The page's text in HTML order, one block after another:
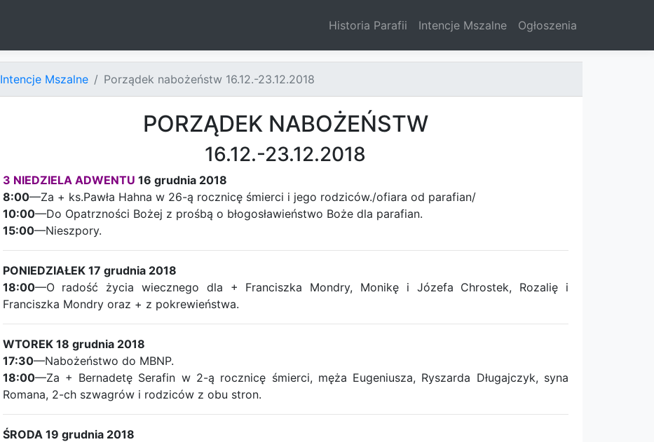
Historia Parafii Intencje Mszalne Ogłoszenia
Intencje Mszalne Porządek nabożeństw 16.12.-23.12.2018
PORZĄDEK NABOŻEŃSTW
16.12.-23.12.2018
3 NIEDZIELA ADWENTU 16 grudnia 2018
8:00—Za + ks.Pawła Hahna w 26-ą rocznicę śmierci i jego rodziców./ofiara od parafian/
10:00—Do Opatrzności Bożej z prośbą o błogosławieństwo Boże dla parafian.
15:00—Nieszpory.
PONIEDZIAŁEK 17 grudnia 2018
18:00—O radość życia wiecznego dla + Franciszka Mondry, Monikę i Józefa Chrostek, Rozalię i
Franciszka Mondry oraz + z pokrewieństwa.
WTOREK 18 grudnia 2018
17:30—Nabożeństwo do MBNP.
18:00—Za + Bernadetę Serafin w 2-ą rocznicę śmierci, męża Eugeniusza, Ryszarda Długajczyk, syna
Romana, 2-ch szwagrów i rodziców z obu stron.
ŚRODA 19 grudnia 2018